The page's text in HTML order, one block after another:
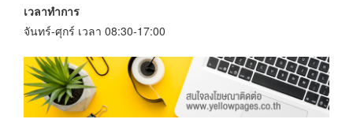
เวลาทำการ
จันทร์-ศุกร์ เวลา 08:30-17:00